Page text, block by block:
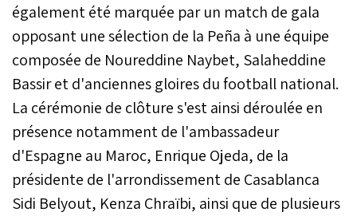
casablancais.
également été marquée par un match de gala
opposant une sélection de la Peña à une équipe
composée de Noureddine Naybet, Salaheddine
Bassir et d'anciennes gloires du football national.
La cérémonie de clôture s'est ainsi déroulée en
présence notamment de l'ambassadeur
d'Espagne au Maroc, Enrique Ojeda, de la
présidente de l'arrondissement de Casablanca
Sidi Belyout, Kenza Chraïbi, ainsi que de plusieurs